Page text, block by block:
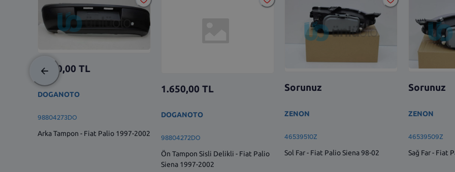
2.500,00 TL
DOGANOTO
98804273DO
Arka Tampon - Fiat Palio 1997-2002
1.650,00 TL
DOGANOTO
98804272DO
Ön Tampon Sisli Delikli - Fiat Palio
Siena 1997-2002
Sorunuz
ZENON
46539510Z
Sol Far - Fiat Palio Siena 98-02
Sorunuz
ZENON
46539509Z
Sağ Far - Fiat